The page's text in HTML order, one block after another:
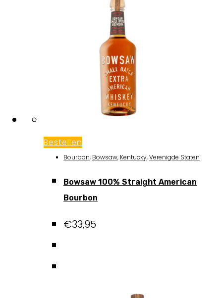
Bestellen
Bourbon, Bowsaw, Kentucky,Verenigde Staten
Bowsaw 100% Straight American
Bourbon
€33,95